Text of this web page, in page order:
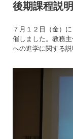
後期課程説
７月１２日（金）
催しました。教務
への進学に関する説